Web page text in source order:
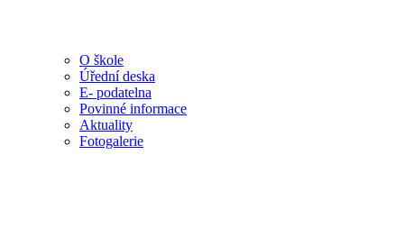
O škole
Úřední deska
E- podatelna
Povinné informace
Aktuality
Fotogalerie